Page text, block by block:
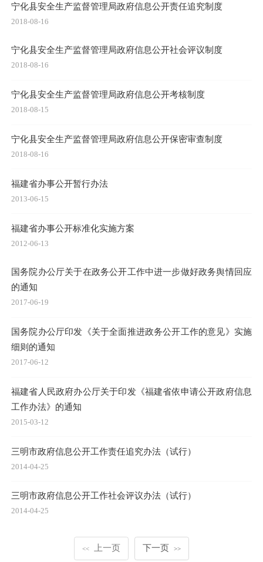
宁化县安全生产监督管理局政府信息公开责任追究制度
2018-08-16
宁化县安全生产监督管理局政府信息公开社会评议制度
2018-08-16
宁化县安全生产监督管理局政府信息公开考核制度
2018-08-15
宁化县安全生产监督管理局政府信息公开保密审查制度
2018-08-16
福建省办事公开暂行办法
2013-06-15
福建省办事公开标准化实施方案
2012-06-13
国务院办公厅关于在政务公开工作中进一步做好政务舆情回应
的通知
2017-06-19
国务院办公厅印发《关于全面推进政务公开工作的意见》实施
细则的通知
2017-06-12
福建省人民政府办公厅关于印发《福建省依申请公开政府信息
工作办法》的通知
2015-03-12
三明市政府信息公开工作责任追究办法（试行）
2014-04-25
三明市政府信息公开工作社会评议办法（试行）
2014-04-25
<< 上一页 下一页 >>